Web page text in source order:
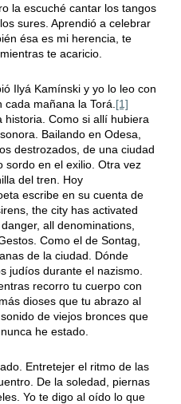
la escuché cantar los tangos
sures. Aprendió a celebrar
ésa es mi herencia, te
te acaricio.
Ilyá Kamínski y yo lo leo con
mañana la Torá. [1]
Como si allí hubiera
Bailando en Odesa,
destrozados, de una ciudad
sordo en el exilio. Otra vez
del tren. Hoy
escribe en su cuenta de
the city has activated
all denominations,
Como el de Sontag,
de la ciudad. Dónde
judíos durante el nazismo.
recorro tu cuerpo con
dioses que tu abrazo al
de viejos bronces que
he estado.
Entretejer el ritmo de las
De la soledad, piernas
Yo te digo al oído lo que